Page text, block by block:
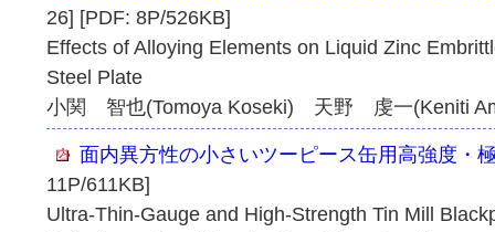
26] [PDF: 8P/526KB]
Effects of Alloying Elements on Liquid Zinc
Steel Plate
小関 智也(Tomoya Koseki) 天野 虔一(Keniti
面内異方性の小さいツーピース缶用高強度・
11P/611KB]
Ultra-Thin-Gauge and High-Strength Tin Mill